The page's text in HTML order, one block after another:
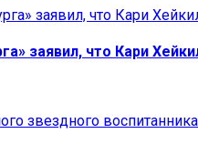
заявил, что Кари